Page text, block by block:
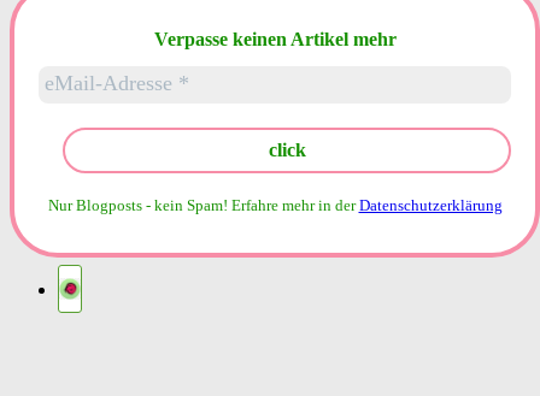
Verpasse keinen Artikel mehr
Nur Blogposts - kein Spam! Erfahre mehr in derDatenschutzerklärung